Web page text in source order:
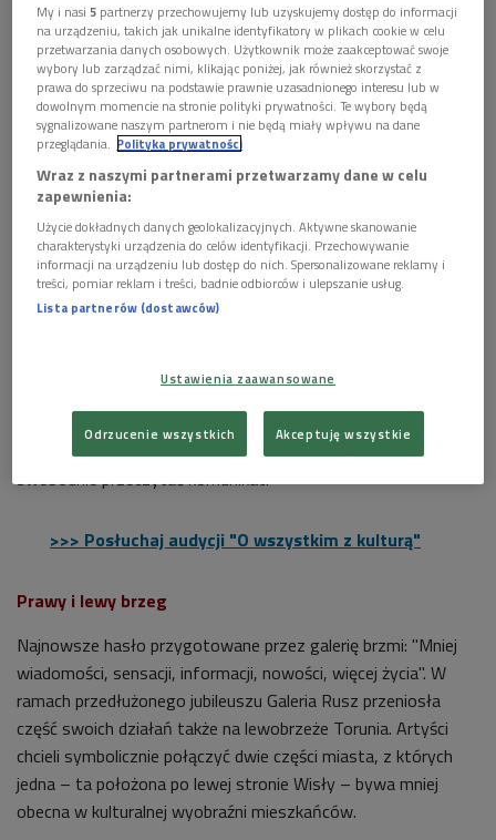
Joanna Górska i "Antena Boy" z toruńskiej Galerii Rusz w 20026 roku. Foto:
PAP/ Andrzej Rybczyński
Jednym z najważniejszych punktów Galerii Rusz jest billboard
stojący w pobliżu toruńskiej starówki i Centrum Sztuki
Współczesnej. Jak podkreślają artyści, sam obiekt ma dla nich
znaczenie nie tylko praktyczne, ale również symboliczne.
– To jest część historii. Bez względu na to, że to jest jakieś
urządzenie, jesteśmy z nim związani poprzez historię. To
billboard inny niż wszystkie inne billboardy – mówiła w Dwójce
pieszych okazało się szczególnie ważne także dla odbiorców.
Przechodnie zatrzymują się przed światłami, gdzie mogą
swobodnie przeczytać komunikat.
>>> Posłuchaj audycji "O wszystkim z kulturą"
Prawy i lewy brzeg
Najnowsze hasło przygotowane przez galerię brzmi: "Mniej
wiadomości, sensacji, informacji, nowości, więcej życia". W
ramach przedłużonego jubileuszu Galeria Rusz przeniosła
część swoich działań także na lewobrzeże Torunia. Artyści
chcieli symbolicznie połączyć dwie części miasta, z których
jedna – ta położona po lewej stronie Wisły – bywa mniej
obecna w kulturalnej wyobraźni mieszkańców.
My i nasi5 partnerzy przechowujemy lub uzyskujemy dostęp do informacji
na urządzeniu, takich jak unikalne identyfikatory w plikach cookie w celu
przetwarzania danych osobowych. Użytkownik może zaakceptować swoje
wybory lub zarządzać nimi, klikając poniżej, jak również skorzystać z
prawa do sprzeciwu na podstawie prawnie uzasadnionego interesu lub w
dowolnym momencie na stronie polityki prywatności. Te wybory będą
sygnalizowane naszym partnerom i nie będą miały wpływu na dane
przeglądania. Polityka prywatności
Wraz z naszymi partnerami przetwarzamy dane w celu
zapewnienia:
Użycie dokładnych danych geolokalizacyjnych. Aktywne skanowanie
charakterystyki urządzenia do celów identyfikacji. Przechowywanie
informacji na urządzeniu lub dostęp do nich. Spersonalizowane reklamy i
treści, pomiar reklam i treści, badnie odbiorców i ulepszanie usług.
Lista partnerów (dostawców)
Ustawienia zaawansowane
Odrzucenie wszystkich Akceptuję wszystkie